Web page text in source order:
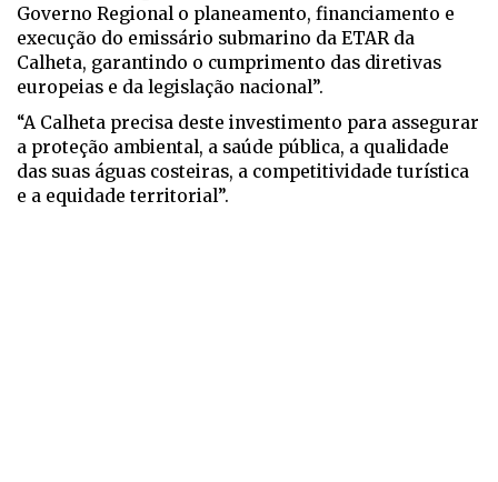
Governo Regional o planeamento, financiamento e
execução do emissário submarino da ETAR da
Calheta, garantindo o cumprimento das diretivas
europeias e da legislação nacional”.
“A Calheta precisa deste investimento para assegurar
a proteção ambiental, a saúde pública, a qualidade
das suas águas costeiras, a competitividade turística
e a equidade territorial”.